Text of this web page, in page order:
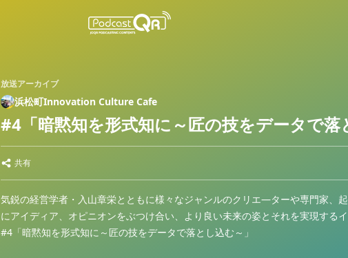
放送アーカイブ
浜松町Innovation Culture Cafe
#4「暗黙知を形式知に～匠の技をデータで落
共有
気鋭の経営学者・入山章栄とともに様々なジャンルのクリエ―ターや専門家、
にアイディア、オピニオンをぶつけ合い、より良い未来の姿とそれを実現する
#4「暗黙知を形式知に～匠の技をデータで落とし込む～」